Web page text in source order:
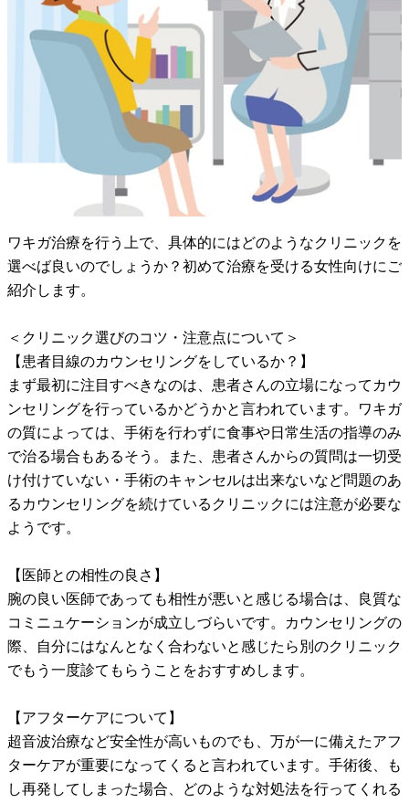
ワキガ治療を行う上で、具体的にはどのようなクリニックを
選べば良いのでしょうか？初めて治療を受ける女性向けにご
紹介します。
＜クリニック選びのコツ・注意点について＞
【患者目線のカウンセリングをしているか？】
まず最初に注目すべきなのは、患者さんの立場になってカウ
ンセリングを行っているかどうかと言われています。ワキガ
の質によっては、手術を行わずに食事や日常生活の指導のみ
で治る場合もあるそう。また、患者さんからの質問は一切受
け付けていない・手術のキャンセルは出来ないなど問題のあ
るカウンセリングを続けているクリニックには注意が必要な
ようです。
【医師との相性の良さ】
腕の良い医師であっても相性が悪いと感じる場合は、良質な
コミニュケーションが成立しづらいです。カウンセリングの
際、自分にはなんとなく合わないと感じたら別のクリニック
でもう一度診てもらうことをおすすめします。
【アフターケアについて】
超音波治療など安全性が高いものでも、万が一に備えたアフ
ターケアが重要になってくると言われています。手術後、も
し再発してしまった場合、どのような対処法を行ってくれる